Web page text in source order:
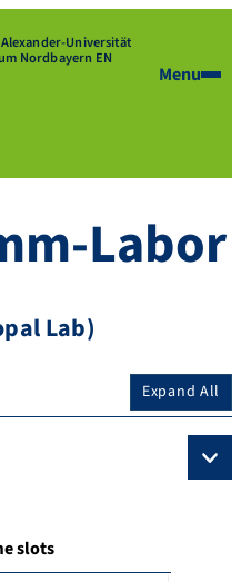
Universität
Nordbayern EN
Menu
Labor
Lab)
Expand All
slots